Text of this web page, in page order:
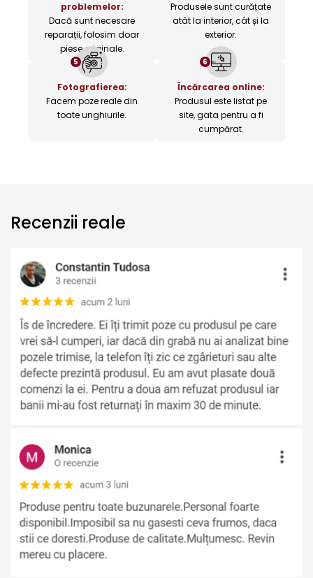
problemelor:
Dacă sunt necesare
reparații, folosim doar
piese originale.
Produsele sunt curățate
atât la interior, cât și la
exterior.
5
Fotografierea:
Facem poze reale din
toate unghiurile.
6
Încărcarea online:
Produsul este listat pe
site, gata pentru a fi
cumpărat.
Recenzii reale